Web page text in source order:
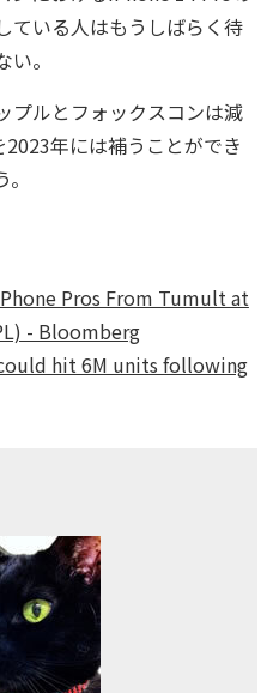
ている人はもうしばらく待
。
プルとフォックスコンは減
年には補うことができ
Pros From Tumult at
- Bloomberg
hit 6M units following